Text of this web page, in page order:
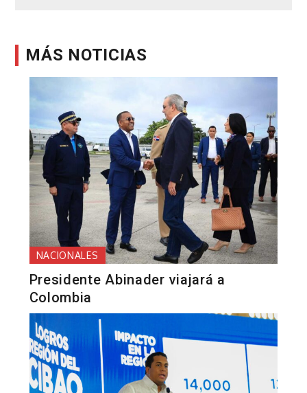
MÁS NOTICIAS
NACIONALES
Presidente Abinader viajará a
Colombia